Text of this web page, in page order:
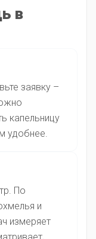
в
заявку –
капельницу
удобнее.
По
и
измеряет